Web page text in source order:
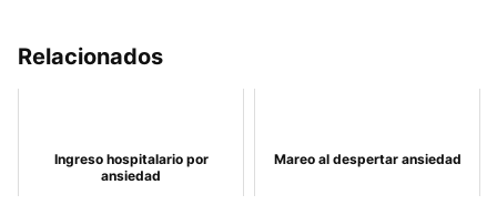
Relacionados
Ingreso hospitalario por
ansiedad
Mareo al despertar ansiedad